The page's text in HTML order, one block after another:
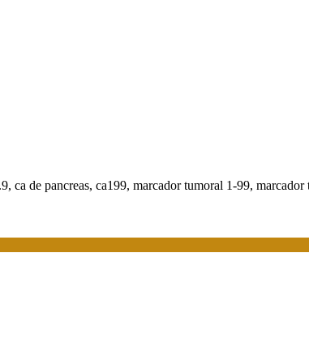
ca de pancreas, ca199, marcador tumoral 1-99,